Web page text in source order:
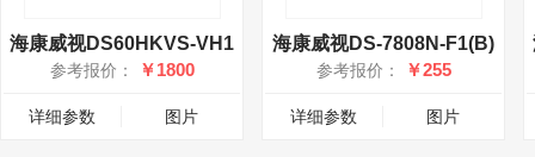
海康威视DS60HKVS-VH1
参考报价： ￥1800
详细参数 图片
海康威视DS-7808N-F1(B)
参考报价： ￥255
详细参数 图片